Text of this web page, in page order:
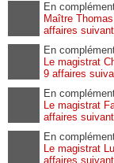
En
Maître
affaires
En
Le magistrat
9 affaires
En
Le magistrat
affaires
En
Le magistrat
affaires